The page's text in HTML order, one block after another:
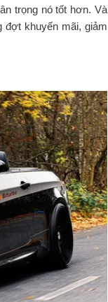
trọng nó tốt hơn. Và
khuyến mãi, giảm